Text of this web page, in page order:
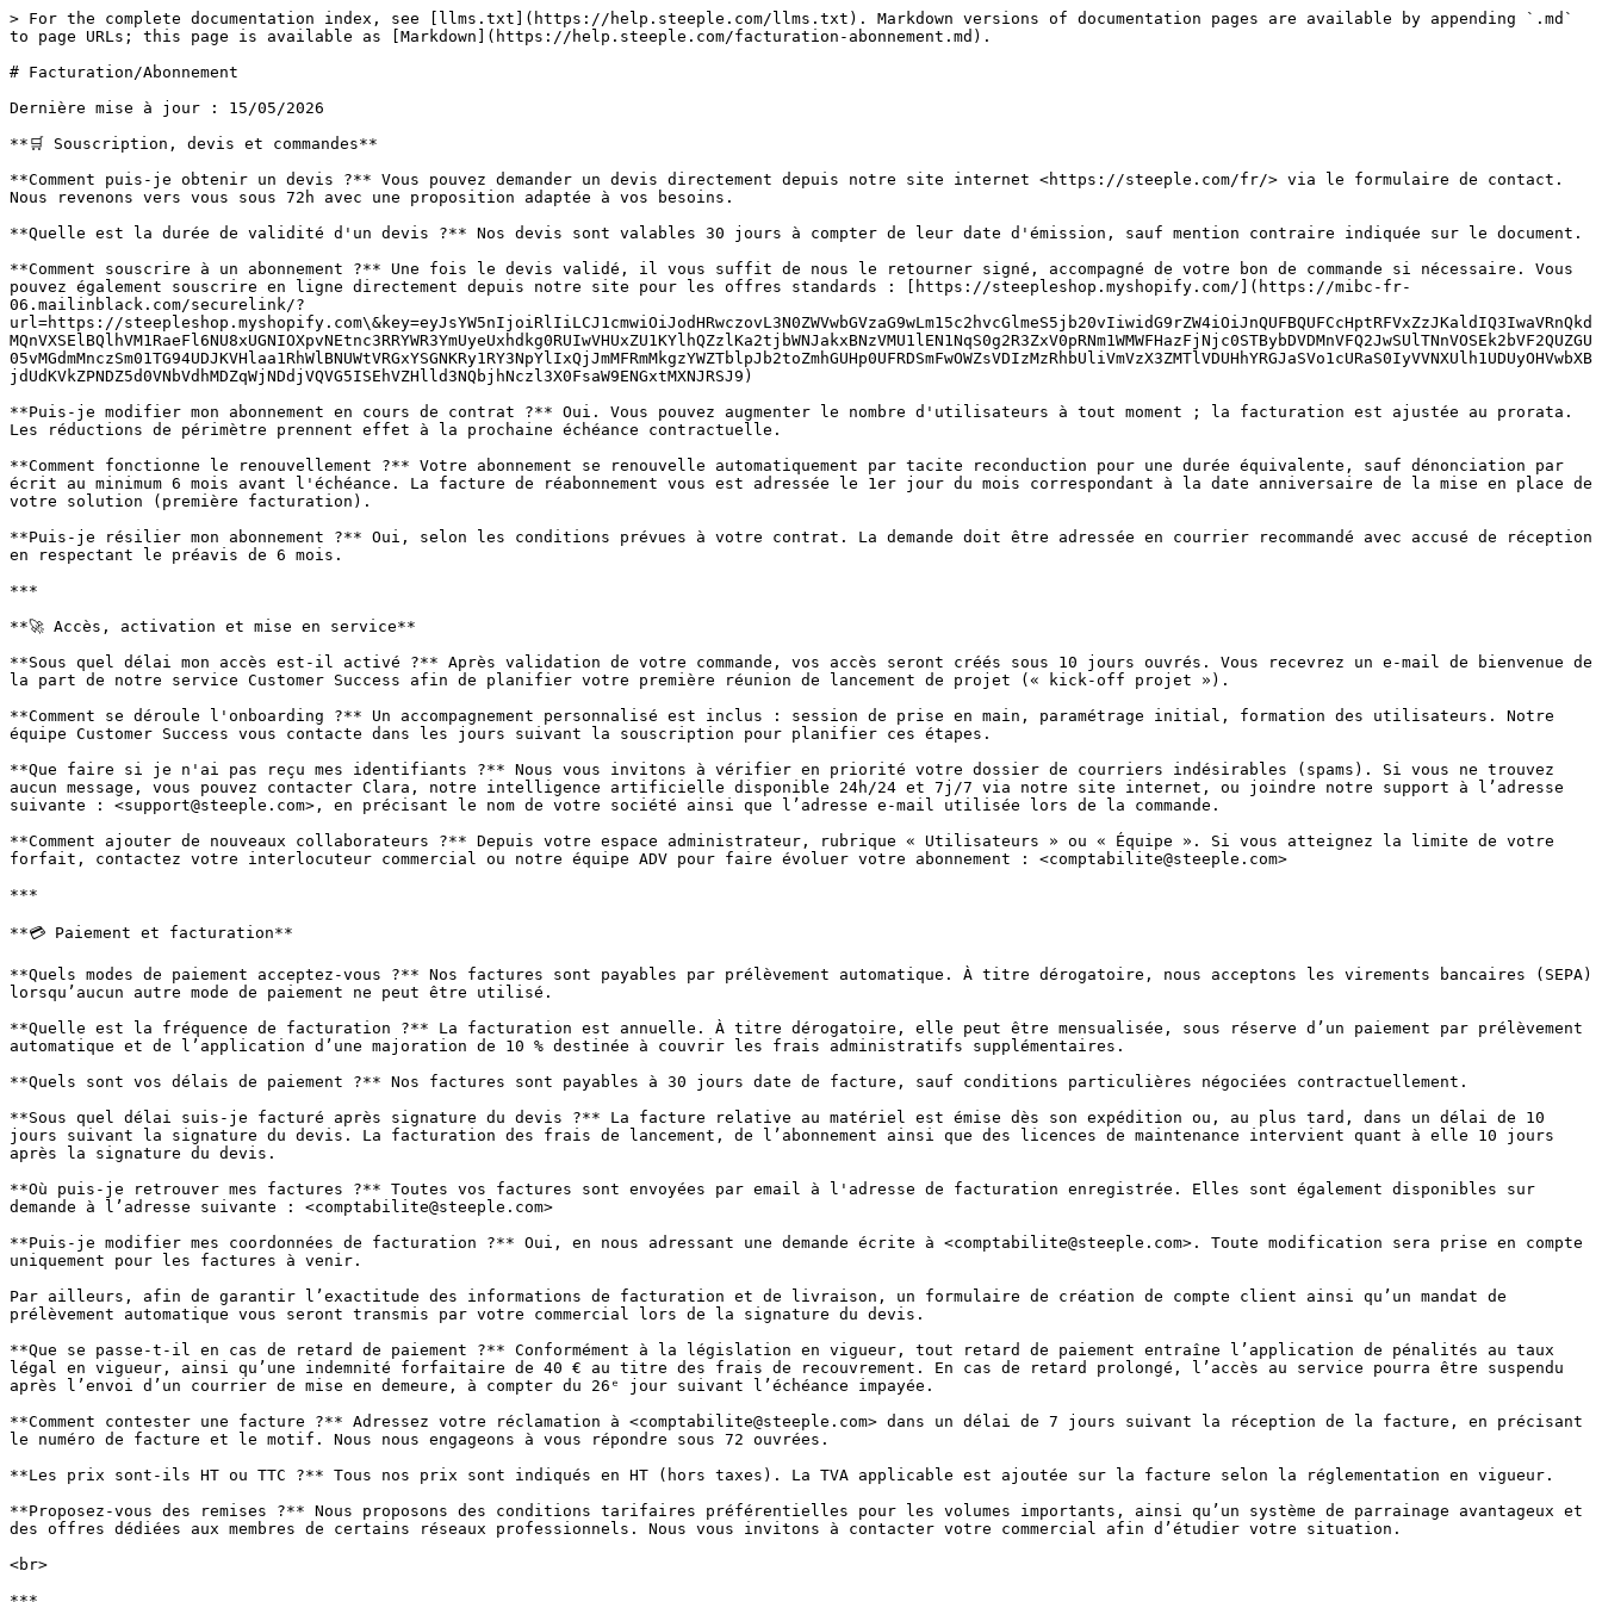
> For the complete documentation index, see [llms.txt](https://help.steeple.com/llms.txt). Markdown versions of documentation pages are available by appending `.md`
to page URLs; this page is available as [Markdown](https://help.steeple.com/facturation-abonnement.md).
# Facturation/Abonnement
Dernière mise à jour : 15/05/2026
**🛒 Souscription, devis et commandes**
**Comment puis-je obtenir un devis ?** Vous pouvez demander un devis directement depuis notre site internet <https://steeple.com/fr/> via le formulaire de contact.
Nous revenons vers vous sous 72h avec une proposition adaptée à vos besoins.
**Quelle est la durée de validité d'un devis ?** Nos devis sont valables 30 jours à compter de leur date d'émission, sauf mention contraire indiquée sur le document.
**Comment souscrire à un abonnement ?** Une fois le devis validé, il vous suffit de nous le retourner signé, accompagné de votre bon de commande si nécessaire. Vous
pouvez également souscrire en ligne directement depuis notre site pour les offres standards : [https://steepleshop.myshopify.com/](https://mibc-fr-
06.mailinblack.com/securelink/?
url=https://steepleshop.myshopify.com\&key=eyJsYW5nIjoiRlIiLCJ1cmwiOiJodHRwczovL3N0ZWVwbGVzaG9wLm15c2hvcGlmeS5jb20vIiwidG9rZW4iOiJnQUFBQUFCcHptRFVxZzJKaldIQ3IwaVRnQkd
MQnVXSElBQlhVM1RaeFl6NU8xUGNIOXpvNEtnc3RRYWR3YmUyeUxhdkg0RUIwVHUxZU1KYlhQZzlKa2tjbWNJakxBNzVMU1lEN1NqS0g2R3ZxV0pRNm1WMWFHazFjNjc0STBybDVDMnVFQ2JwSUlTNnVOSEk2bVF2QUZGU
05vMGdmMnczSm01TG94UDJKVHlaa1RhWlBNUWtVRGxYSGNKRy1RY3NpYlIxQjJmMFRmMkgzYWZTblpJb2toZmhGUHp0UFRDSmFwOWZsVDIzMzRhbUliVmVzX3ZMTlVDUHhYRGJaSVo1cURaS0IyVVNXUlh1UDUyOHVwbXB
jdUdKVkZPNDZ5d0VNbVdhMDZqWjNDdjVQVG5ISEhVZHlld3NQbjhNczl3X0FsaW9ENGxtMXNJRSJ9)
**Puis-je modifier mon abonnement en cours de contrat ?** Oui. Vous pouvez augmenter le nombre d'utilisateurs à tout moment ; la facturation est ajustée au prorata.
Les réductions de périmètre prennent effet à la prochaine échéance contractuelle.
**Comment fonctionne le renouvellement ?** Votre abonnement se renouvelle automatiquement par tacite reconduction pour une durée équivalente, sauf dénonciation par
écrit au minimum 6 mois avant l'échéance. La facture de réabonnement vous est adressée le 1er jour du mois correspondant à la date anniversaire de la mise en place de
votre solution (première facturation).
**Puis-je résilier mon abonnement ?** Oui, selon les conditions prévues à votre contrat. La demande doit être adressée en courrier recommandé avec accusé de réception
en respectant le préavis de 6 mois.
***
**🚀 Accès, activation et mise en service**
**Sous quel délai mon accès est-il activé ?** Après validation de votre commande, vos accès seront créés sous 10 jours ouvrés. Vous recevrez un e-mail de bienvenue de
la part de notre service Customer Success afin de planifier votre première réunion de lancement de projet (« kick-off projet »).
**Comment se déroule l'onboarding ?** Un accompagnement personnalisé est inclus : session de prise en main, paramétrage initial, formation des utilisateurs. Notre
équipe Customer Success vous contacte dans les jours suivant la souscription pour planifier ces étapes.
**Que faire si je n'ai pas reçu mes identifiants ?** Nous vous invitons à vérifier en priorité votre dossier de courriers indésirables (spams). Si vous ne trouvez
aucun message, vous pouvez contacter Clara, notre intelligence artificielle disponible 24h/24 et 7j/7 via notre site internet, ou joindre notre support à l’adresse
suivante : <support@steeple.com>, en précisant le nom de votre société ainsi que l’adresse e-mail utilisée lors de la commande.
**Comment ajouter de nouveaux collaborateurs ?** Depuis votre espace administrateur, rubrique « Utilisateurs » ou « Équipe ». Si vous atteignez la limite de votre
forfait, contactez votre interlocuteur commercial ou notre équipe ADV pour faire évoluer votre abonnement : <comptabilite@steeple.com>
***
**💳 Paiement et facturation**
**Quels modes de paiement acceptez-vous ?** Nos factures sont payables par prélèvement automatique. À titre dérogatoire, nous acceptons les virements bancaires (SEPA)
lorsqu’aucun autre mode de paiement ne peut être utilisé.
**Quelle est la fréquence de facturation ?** La facturation est annuelle. À titre dérogatoire, elle peut être mensualisée, sous réserve d’un paiement par prélèvement
automatique et de l’application d’une majoration de 10 % destinée à couvrir les frais administratifs supplémentaires.
**Quels sont vos délais de paiement ?** Nos factures sont payables à 30 jours date de facture, sauf conditions particulières négociées contractuellement.
**Sous quel délai suis-je facturé après signature du devis ?** La facture relative au matériel est émise dès son expédition ou, au plus tard, dans un délai de 10
jours suivant la signature du devis. La facturation des frais de lancement, de l’abonnement ainsi que des licences de maintenance intervient quant à elle 10 jours
après la signature du devis.
**Où puis-je retrouver mes factures ?** Toutes vos factures sont envoyées par email à l'adresse de facturation enregistrée. Elles sont également disponibles sur
demande à l’adresse suivante : <comptabilite@steeple.com>
**Puis-je modifier mes coordonnées de facturation ?** Oui, en nous adressant une demande écrite à <comptabilite@steeple.com>. Toute modification sera prise en compte
uniquement pour les factures à venir.
Par ailleurs, afin de garantir l’exactitude des informations de facturation et de livraison, un formulaire de création de compte client ainsi qu’un mandat de
prélèvement automatique vous seront transmis par votre commercial lors de la signature du devis.
**Que se passe-t-il en cas de retard de paiement ?** Conformément à la législation en vigueur, tout retard de paiement entraîne l’application de pénalités au taux
légal en vigueur, ainsi qu’une indemnité forfaitaire de 40 € au titre des frais de recouvrement. En cas de retard prolongé, l’accès au service pourra être suspendu
après l’envoi d’un courrier de mise en demeure, à compter du 26ᵉ jour suivant l’échéance impayée.
**Comment contester une facture ?** Adressez votre réclamation à <comptabilite@steeple.com> dans un délai de 7 jours suivant la réception de la facture, en précisant
le numéro de facture et le motif. Nous nous engageons à vous répondre sous 72 ouvrées.
**Les prix sont-ils HT ou TTC ?** Tous nos prix sont indiqués en HT (hors taxes). La TVA applicable est ajoutée sur la facture selon la réglementation en vigueur.
**Proposez-vous des remises ?** Nous proposons des conditions tarifaires préférentielles pour les volumes importants, ainsi qu’un système de parrainage avantageux et
des offres dédiées aux membres de certains réseaux professionnels. Nous vous invitons à contacter votre commercial afin d’étudier votre situation.
<br>